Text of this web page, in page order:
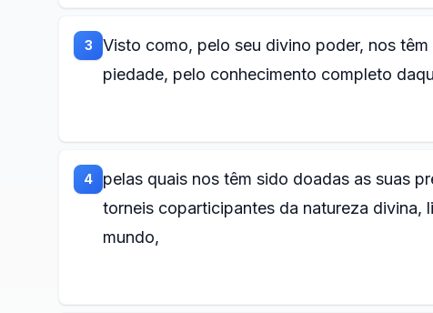
3
Visto como, pelo seu divino poder, nos
piedade, pelo conhecimento completo
4
pelas quais nos têm sido doadas as suas
torneis coparticipantes da natureza
mundo,